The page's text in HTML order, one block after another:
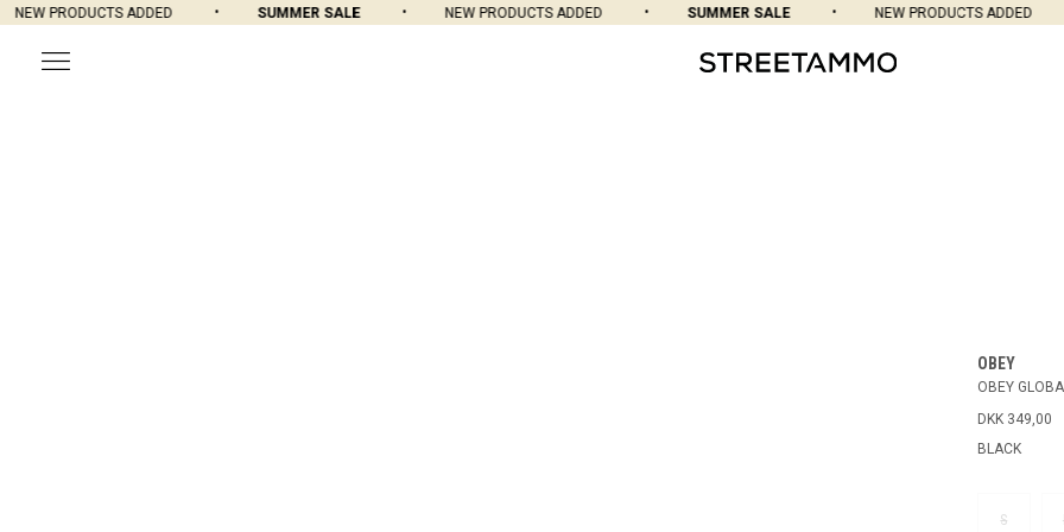
NEW PRODUCTS ADDED SUMMER SALE NEW PRODUCTS ADDED SUMMER SALE NEW PRODUCTS ADDED
OBEY
OBEY
DKK 349,00
BLACK
S